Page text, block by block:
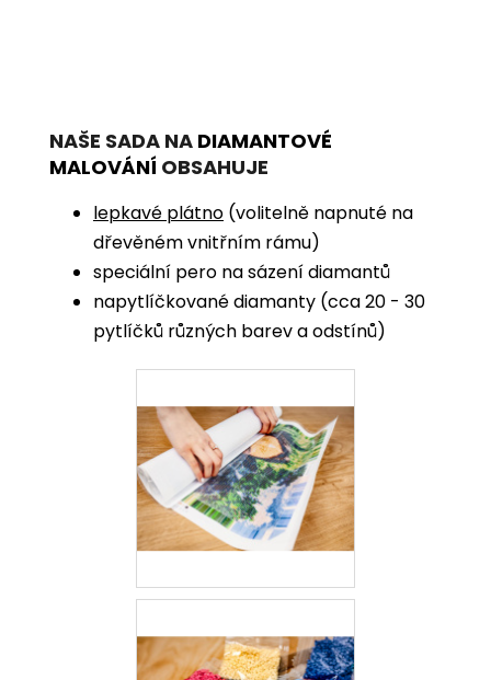
NAŠE SADA NA DIAMANTOVÉ
MALOVÁNÍ OBSAHUJE
lepkavé plátno (volitelně napnuté na
dřevěném vnitřním rámu)
speciální pero na sázení diamantů
napytlíčkované diamanty (cca 20 - 30
pytlíčků různých barev a odstínů)